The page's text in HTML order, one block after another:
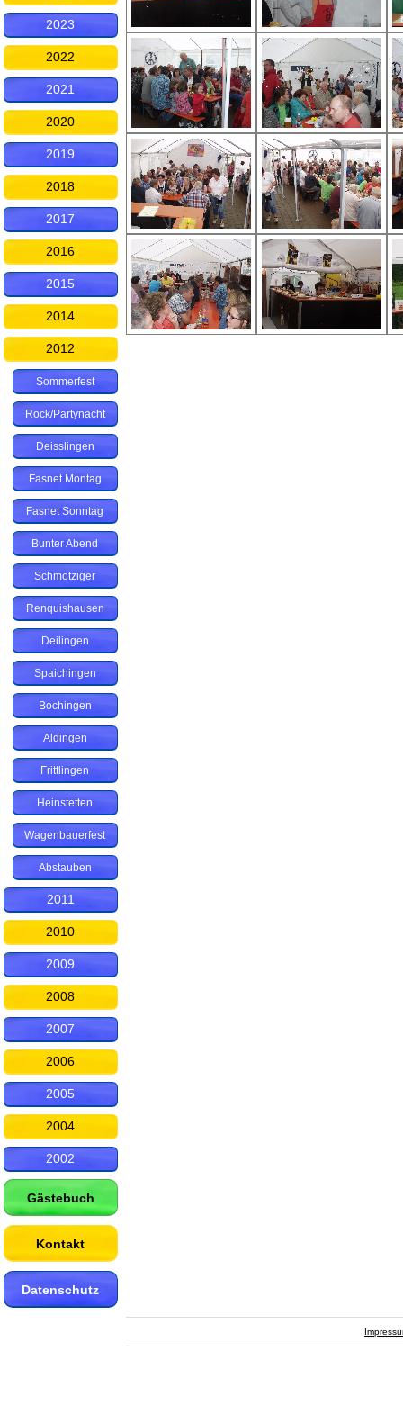
2023
2022
2021
2020
2019
2018
2017
2016
2015
2014
2012
Sommerfest
Rock/Partynacht
Deisslingen
Fasnet Montag
Fasnet Sonntag
Bunter Abend
Schmotziger
Renquishausen
Deilingen
Spaichingen
Bochingen
Aldingen
Frittlingen
Heinstetten
Wagenbauerfest
Abstauben
2011
2010
2009
2008
2007
2006
2005
2004
2002
Gästebuch
Kontakt
Datenschutz